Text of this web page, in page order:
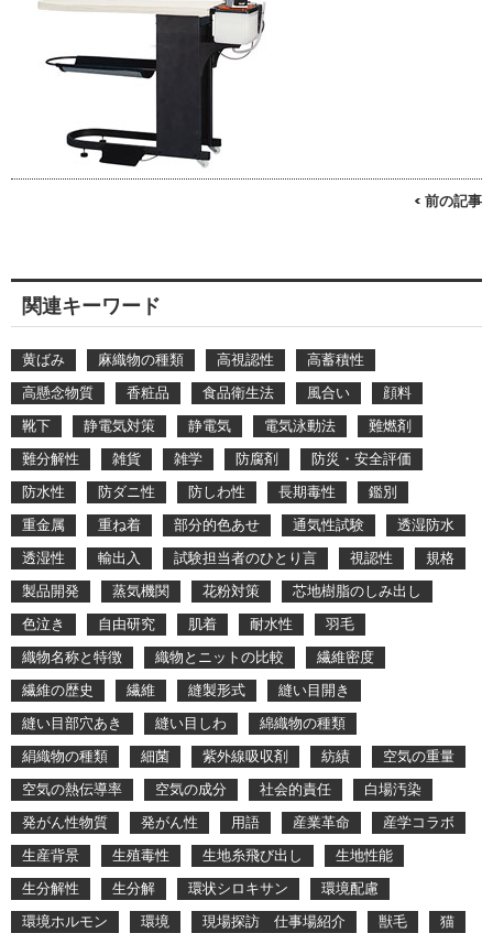
< 前の記事
関連キーワード
黄ばみ 麻織物の種類 高視認性
高蓄積性
高懸念物質
香粧品 食品衛生法 風合い
顔料
靴下
静電気対策 静電気 電気泳動法
難燃剤
難分解性
雑貨 雑学 防腐剤
防災・安全評価
防水性
防ダニ性 防しわ性 長期毒性
鑑別
重金属
重ね着 部分的色あせ 通気性試験
透湿防水
透湿性
輸出入 試験担当者のひとり言 視認性
規格
製品開発
蒸気機関 花粉対策
芯地樹脂のしみ出し
色泣き
自由研究 肌着 耐水性
羽毛
織物名称と特徴
織物とニットの比較
繊維密度
繊維の歴史
繊維 縫製形式
縫い目開き
縫い目部穴あき
縫い目しわ
綿織物の種類
絹織物の種類
細菌 紫外線吸収剤 紡績
空気の重量
空気の熱伝導率
空気の成分 社会的責任
白場汚染
発がん性物質
発がん性 用語 産業革命
産学コラボ
生産背景
生殖毒性 生地糸飛び出し
生地性能
生分解性
生分解 環状シロキサン
環境配慮
環境ホルモン
環境 現場探訪 仕事場紹介 獣毛
猫